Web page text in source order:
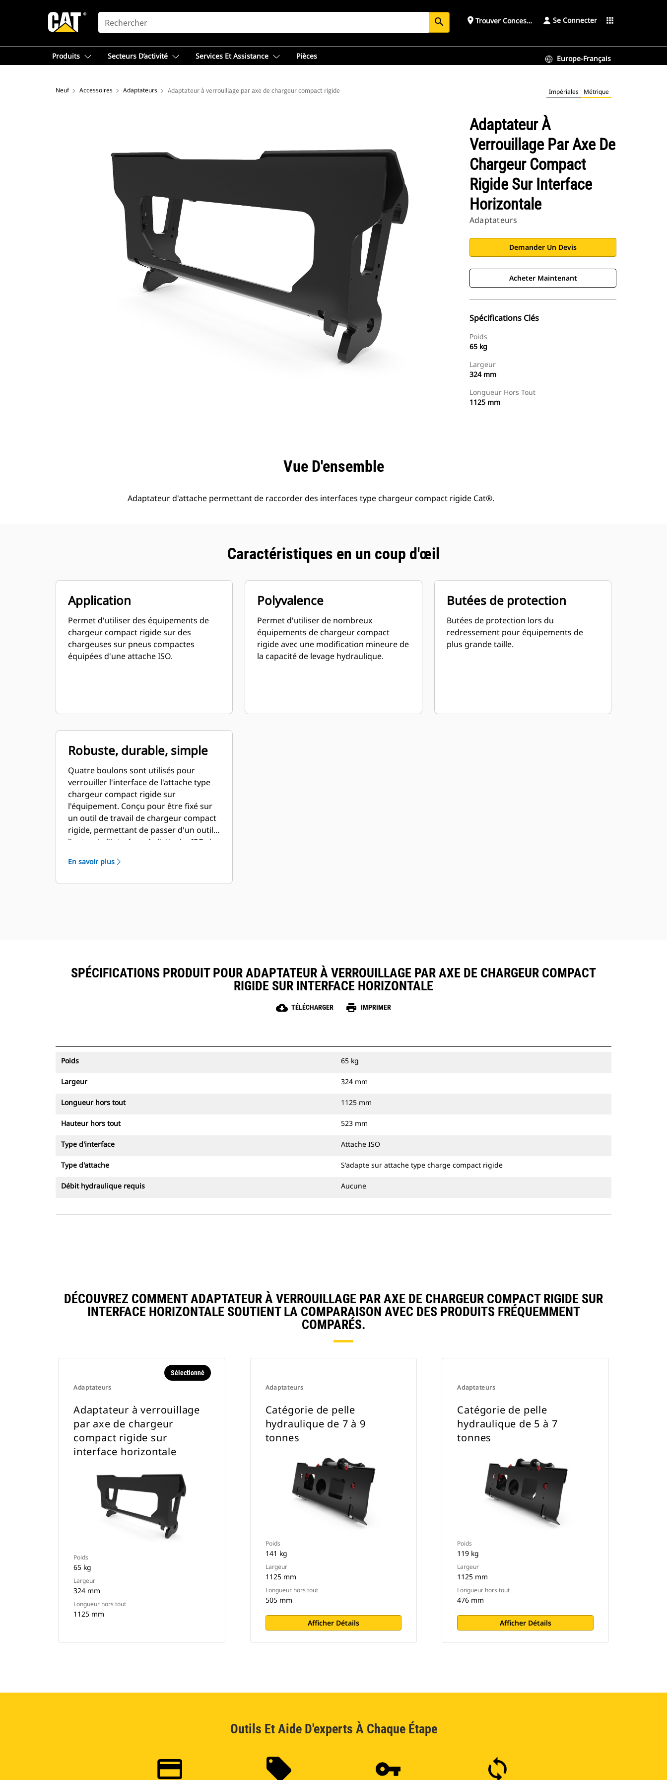
SEARCH search place Trouver ConcessionnaireSe Connecter apps
Produits Secteurs D’activité Services Et Assistance Pièces Europe-Français
Neuf Accessoires Adaptateurs Adaptateur à verrouillage par axe de chargeur compact rigide sur interface horizontale Impériales Métrique
Adaptateur À
Verrouillage Par Axe De
Chargeur Compact
Rigide Sur Interface
Horizontale
Adaptateurs
Demander Un Devis
Acheter Maintenant
Spécifications Clés
Poids
65 kg
Largeur
324 mm
Longueur Hors Tout
1125 mm
Vue D'ensemble
Adaptateur d'attache permettant de raccorder des interfaces type chargeur compact rigide Cat®.
Caractéristiques en un coup d'œil
Application
Permet d'utiliser des équipements de
chargeur compact rigide sur des
chargeuses sur pneus compactes
équipées d'une attache ISO.
Polyvalence
Permet d'utiliser de nombreux
équipements de chargeur compact
rigide avec une modification mineure de
la capacité de levage hydraulique.
Butées de protection
Butées de protection lors du
redressement pour équipements de
plus grande taille.
Robuste, durable, simple
Quatre boulons sont utilisés pour
verrouiller l'interface de l'attache type
chargeur compact rigide sur
l'équipement. Conçu pour être fixé sur
un outil de travail de chargeur compact
rigide, permettant de passer d'un outil à
l'autre via l'interface de l'attache ISO de
En savoir plus
SPÉCIFICATIONS PRODUIT POUR ADAPTATEUR À VERROUILLAGE PAR AXE DE CHARGEUR COMPACT
RIGIDE SUR INTERFACE HORIZONTALE
cloud_download TÉLÉCHARGER print IMPRIMER
Poids 65 kg
Largeur 324 mm
Longueur hors tout 1125 mm
Hauteur hors tout 523 mm
Type d'interface Attache ISO
Type d'attache S'adapte sur attache type charge compact rigide
Débit hydraulique requis Aucune
DÉCOUVREZ COMMENT ADAPTATEUR À VERROUILLAGE PAR AXE DE CHARGEUR COMPACT RIGIDE SUR
INTERFACE HORIZONTALE SOUTIENT LA COMPARAISON AVEC DES PRODUITS FRÉQUEMMENT
COMPARÉS.
Adaptateurs
Sélectionné
Adaptateur à verrouillage
par axe de chargeur
compact rigide sur
interface horizontale
Poids
65 kg
Largeur
324 mm
Longueur hors tout
1125 mm
Adaptateurs
Catégorie de pelle
hydraulique de 7 à 9
tonnes
Poids
141 kg
Largeur
1125 mm
Longueur hors tout
505 mm
Afficher Détails
Adaptateurs
Catégorie de pelle
hydraulique de 5 à 7
tonnes
Poids
119 kg
Largeur
1125 mm
Longueur hors tout
476 mm
Afficher Détails
Outils Et Aide D'experts À Chaque Étape